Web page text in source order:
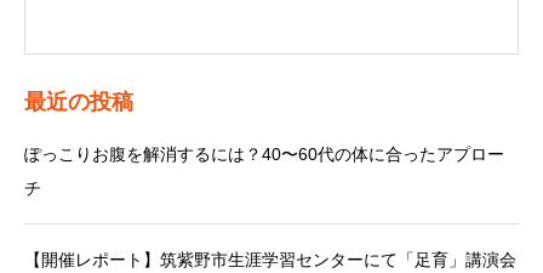
最近の投稿
ぽっこりお腹を解消するには？40〜60代の体に合ったアプロー
チ
【開催レポート】筑紫野市生涯学習センターにて「足育」講演会